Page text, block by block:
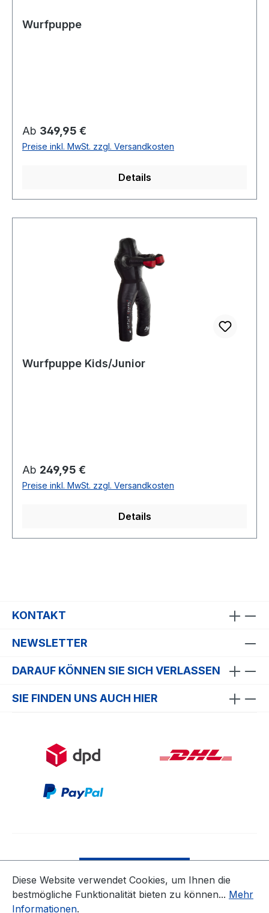
Wurfpuppe
Regulärer Preis:
Ab 349,95 €
Preise inkl. MwSt. zzgl. Versandkosten
Details
Wurfpuppe Kids/Junior
Regulärer Preis:
Ab 249,95 €
Preise inkl. MwSt. zzgl. Versandkosten
Details
KONTAKT
NEWSLETTER
DARAUF KÖNNEN SIE SICH VERLASSEN
SIE FINDEN UNS AUCH HIER
* Alle Preise inkl. gesetzl. Mehrwertsteuer zzgl.
Diese Website verwendet Cookies, um Ihnen die
bestmögliche Funktionalität bieten zu können... Mehr
Informationen.